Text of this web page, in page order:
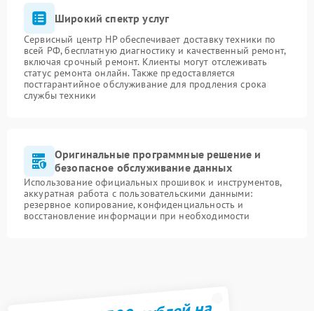
Широкий спектр услуг
Сервисный центр HP обеспечивает доставку техники по
всей РФ, бесплатную диагностику и качественный ремонт,
включая срочный ремонт. Клиенты могут отслеживать
статус ремонта онлайн. Также предоставляется
постгарантийное обслуживание для продления срока
службы техники
Оригинальные программные решение и
безопасное обслуживание данных
Использование официальных прошивок и инструментов,
аккуратная работа с пользовательскими данными:
резервное копирование, конфиденциальность и
восстановление информации при необходимости